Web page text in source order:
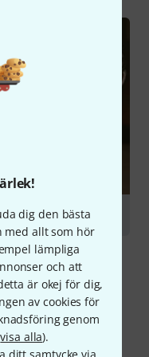
dig den bästa
med allt som hör
lämpliga
och att
är okej för dig,
av cookies för
genom
visa alla).
ditt samtycke via